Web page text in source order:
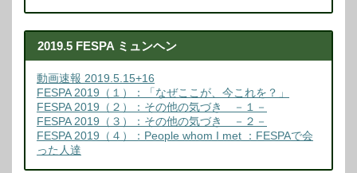
2019.5 FESPA ミュンヘン
動画速報 2019.5.15+16
FESPA 2019（１）：「なぜここが、今これを？」
FESPA 2019（２）：その他の気づき －１－
FESPA 2019（３）：その他の気づき －２－
FESPA 2019（４）：People whom I met ：FESPAで会
った人達